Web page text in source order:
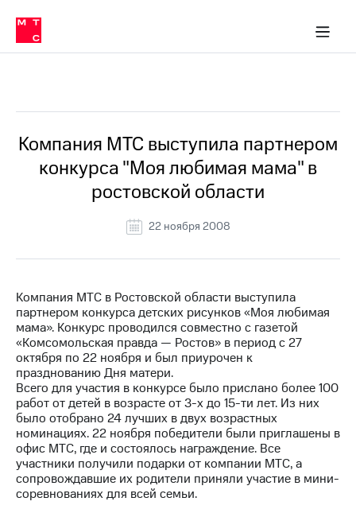
Медиа-центр
и акционерам
Устойчивое развитие
Комплаенс и деловая этика
компании
Карьера
История
компании
Руководство
информация
Контакты
Медиа-центр
Пресс-
релизы
МТС
о технологиях
Достижения
Интервью
Финансовая
отчетность
в МТС
Пресс-
релизы
о технологиях
Компания МТС выступила партнером
конкурса "Моя любимая мама" в
ростовской области
22 ноября 2008
Компания МТС в Ростовской области выступила
партнером конкурса детских рисунков «Моя любимая
мама». Конкурс проводился совместно с газетой
«Комсомольская правда — Ростов» в период с 27
октября по 22 ноября и был приурочен к
празднованию Дня матери.
Всего для участия в конкурсе было прислано более 100
работ от детей в возрасте от 3-х до 15-ти лет. Из них
было отобрано 24 лучших в двух возрастных
номинациях. 22 ноября победители были приглашены в
офис МТС, где и состоялось награждение. Все
участники получили подарки от компании МТС, а
сопровождавшие их родители приняли участие в мини-
соревнованиях для всей семьи.